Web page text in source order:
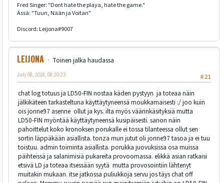
Fred Singer: "Dont hate the playa, hate the game."
Ässä: "Tuun, Nään ja Voitan"
Discord: Leijona#9007
LEIJONA
Toinen jalka haudassa
#21
July 08, 2018, 08:20:23
chat log totuus ja LD50-FIN nostaa käden pystyyn ja toteaa näin
jälkikäteen tarkasteltuna käyttäytyneensä moukkamaisesti :/ joo kuin
ois jonne97 asenne ollut ja kys. ilta myös väärinkäsityksiä mutta
LD50-FIN myöntää käyttäytyneensä kusipäisesti. sanon näin
pahoittelut koko kronoksen porukalle ei tossa tilanteessa ollut sen
sortin läppäkään asiallista. tonza mun jutut oli jonne97 tasoa ja ei tuu
toistuu. admin toiminta asiallista. porukka juovuksissa osa muissa
päihteissä ja salanimisiä pukareita provoomassa. elikkä asian ratkaisi
etsivä LD ja toteaa itsessään syytä mutta provosointiin lähtenyt
muitakin mukaan. itse jatkossa puliukkoja servu jos täys chat off